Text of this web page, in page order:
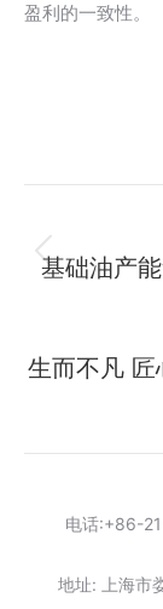
盈利的一致性。
章
航
基础油产
生而不凡 匠
电话:+86-
地址: 上海市